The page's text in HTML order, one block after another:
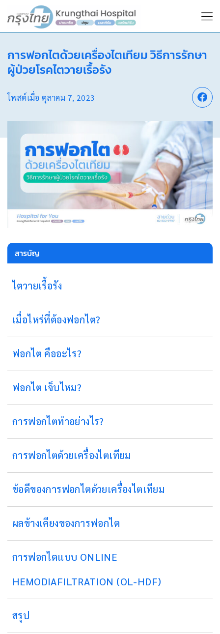
การฟอกไตด้วยเครื่องไตเทียม วิธีการรักษา
ผู้ป่วยโรคไตวายเรื้อรัง
โพสต์เมื่อตุลาคม 7, 2023
สารบัญ
ไตวายเรื้อรัง
เมื่อไหร่ที่ต้องฟอกไต?
ฟอกไต คืออะไร?
ฟอกไต เจ็บไหม?
การฟอกไตทําอย่างไร?
การฟอกไตด้วยเครื่องไตเทียม
ข้อดีของการฟอกไตด้วยเครื่องไตเทียม
ผลข้างเคียงของการฟอกไต
การฟอกไตแบบ ONLINE
HEMODIAFILTRATION (OL-HDF)
สรุป